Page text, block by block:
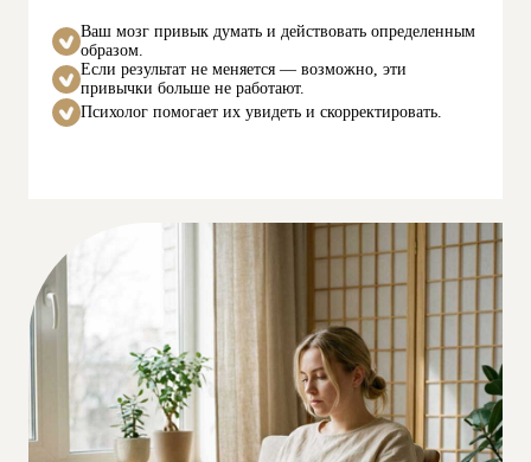
Ваш мозг привык думать и действовать определенным
образом.
Если результат не меняется — возможно, эти
привычки больше не работают.
Психолог помогает их увидеть и скорректировать.